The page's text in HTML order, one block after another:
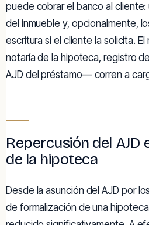
puede cobrar el banco al
del inmueble y, opcionalmente,
escritura si el cliente la solicita.
notaría de la hipoteca, registro
AJD del préstamo— corren a
Repercusión del AJD
de la hipoteca
Desde la asunción del AJD por
de formalización de una